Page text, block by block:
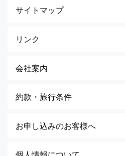
サイトマップ
リンク
会社案内
約款・旅行条件
お申し込みのお客様へ